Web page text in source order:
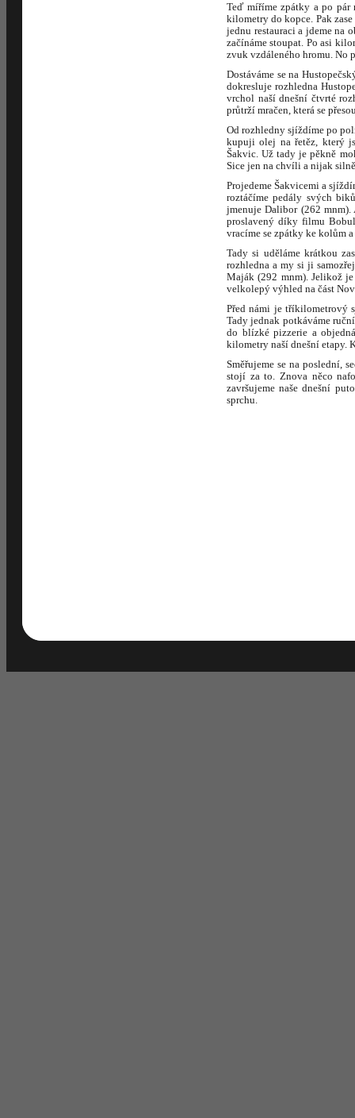
Teď míříme zpátky a po pár
kilometry do kopce. Pak
jednu restauraci a jdeme na
začínáme stoupat. Po asi
zvuk vzdáleného hromu. No
Dostáváme se na
dokresluje rozhledna
vrchol naší dnešní čtvrté
průtrží mračen, která se
Od rozhledny sjíždíme po
kupuji olej na řetěz, který
Šakvic. Už tady je pěkně
Sice jen na chvíli a nijak
Projedeme Šakvicemi a
roztáčíme pedály svých
jmenuje Dalibor (262
proslavený díky filmu
vracíme se zpátky ke kolům
Tady si uděláme krátkou
rozhledna a my si ji
Maják (292 mnm). Jelikož
velkolepý výhled na část
Před námi je tříkilometrový
Tady jednak potkáváme
do blízké pizzerie a
kilometry naší dnešní etapy.
Směřujeme se na poslední,
stojí za to. Znova něco
završujeme naše dnešní
sprchu.